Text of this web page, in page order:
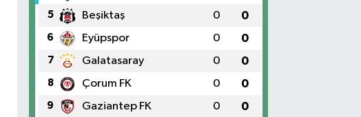
5 Beşiktaş 0 0
6 Eyüpspor 0 0
7 Galatasaray 0 0
8 Çorum FK 0 0
9 Gaziantep FK 0 0